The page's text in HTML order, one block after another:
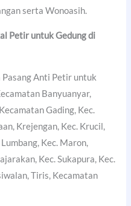
serta Wonoasih.
Petir untuk Gedung di
Anti Petir untuk
Banyuanyar,
Gading, Kec.
Krejengan, Kec. Krucil,
Kec. Maron,
Kec. Sukapura, Kec.
Tiris, Kecamatan